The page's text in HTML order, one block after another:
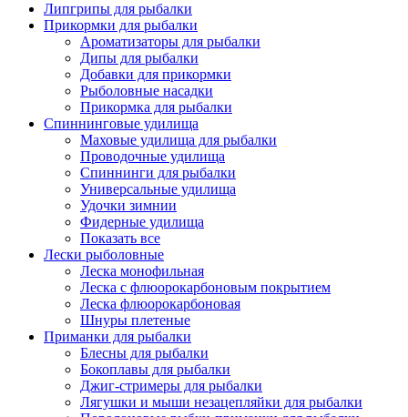
Липгрипы для рыбалки
Прикормки для рыбалки
Ароматизаторы для рыбалки
Дипы для рыбалки
Добавки для прикормки
Рыболовные насадки
Прикормка для рыбалки
Спиннинговые удилища
Маховые удилища для рыбалки
Проводочные удилища
Спиннинги для рыбалки
Универсальные удилища
Удочки зимнии
Фидерные удилища
Показать все
Лески рыболовные
Леска монофильная
Леска с флюорокарбоновым покрытием
Леска флюорокарбоновая
Шнуры плетеные
Приманки для рыбалки
Блесны для рыбалки
Бокоплавы для рыбалки
Джиг-стримеры для рыбалки
Лягушки и мыши незацепляйки для рыбалки